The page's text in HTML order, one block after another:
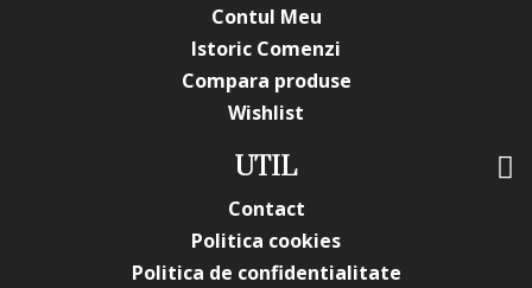
Contul Meu
Istoric Comenzi
Compara produse
Wishlist
UTIL
Contact
Politica cookies
Politica de confidentialitate